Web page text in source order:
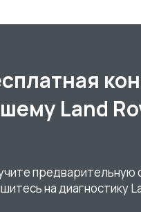
Land
предварительную
на диагностику